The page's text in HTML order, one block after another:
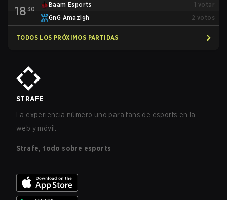
18 30
Baam Esports 1 votar
GnG Amazigh
2 votos
TODOS LOS PRÓXIMOS PARTIDAS
STRAFE
La experiencia número uno para fans de esports en la
web y móvil.
Strafe, todo sobre esports